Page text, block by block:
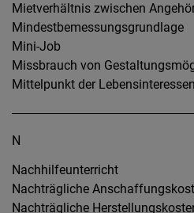
Mietverhältnis zwischen
Mindestbemessungsgrundlage
Mini-Job
Missbrauch von
Mittelpunkt der Lebensinteressen
N
Nachhilfeunterricht
Nachträgliche
Nachträgliche